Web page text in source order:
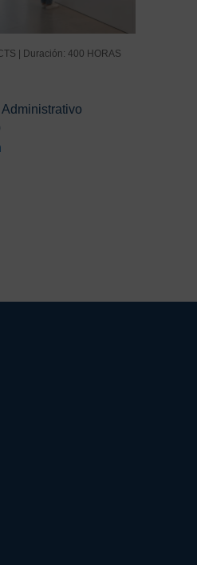
| Duración: 400 HORAS